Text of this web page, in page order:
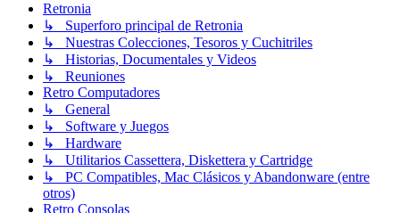
Retronia
↳ Superforo principal de Retronia
↳ Nuestras Colecciones, Tesoros y Cuchitriles
↳ Historias, Documentales y Videos
↳ Reuniones
Retro Computadores
↳ General
↳ Software y Juegos
↳ Hardware
↳ Utilitarios Cassettera, Diskettera y Cartridge
↳ PC Compatibles, Mac Clásicos y Abandonware (entre
otros)
Retro Consolas